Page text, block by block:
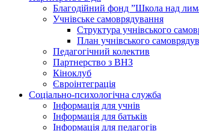
Благодійний фонд ”Школа над
Учнівське самоврядування
Структура учнiвського
План учнiвського
Педагогічний колектив
Партнерство з ВНЗ
Кіноклуб
Євроінтеграція
Соціально-психологічна служба
Інформація для учнів
Інформація для батьків
Інформація для педагогів